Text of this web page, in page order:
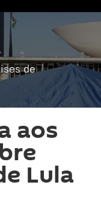
de
aos
Lula